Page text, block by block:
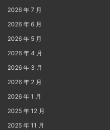
2026 年 7 月
2026 年 6 月
2026 年 5 月
2026 年 4 月
2026 年 3 月
2026 年 2 月
2026 年 1 月
2025 年 12 月
2025 年 11 月